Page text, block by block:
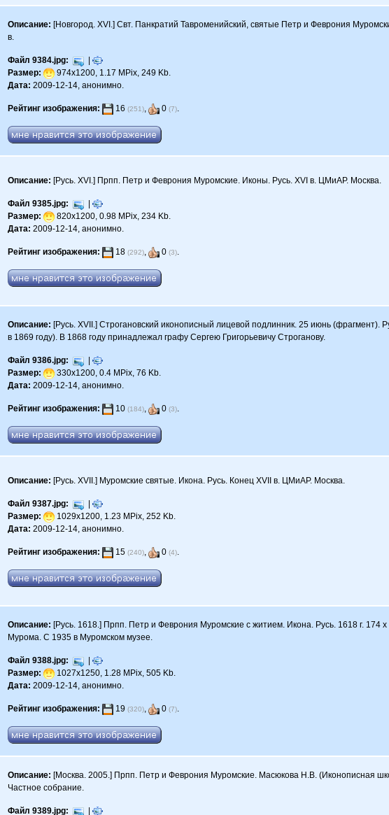
Описание: [Новгород. XVI.] Свт. Панкратий Тавроменийский, святые Петр и Феврония
в.
Файл 9384.jpg:
|
Размер:
974x1200, 1.17 MPix, 249 Kb.
Дата: 2009-12-14, анонимно.
Рейтинг изображения: 16(251), 0(7).
Описание: [Русь. XVI.] Прпп. Петр и Феврония Муромские. Иконы. Русь. XVI в. ЦМиАР. Москва.
Файл 9385.jpg:
|
Размер:
820x1200, 0.98 MPix, 234 Kb.
Дата: 2009-12-14, анонимно.
Рейтинг изображения: 18(292), 0(3).
Описание: [Русь. XVII.] Строгановский иконописный лицевой подлинник. 25 июнь (фрагмент).
в 1869 году). В 1868 году принадлежал графу Сергею Григорьевичу Строганову.
Файл 9386.jpg:
|
Размер:
330x1200, 0.4 MPix, 76 Kb.
Дата: 2009-12-14, анонимно.
Рейтинг изображения: 10(184), 0(3).
Описание: [Русь. XVII.] Муромские святые. Икона. Русь. Конец XVII в. ЦМиАР. Москва.
Файл 9387.jpg:
|
Размер:
1029x1200, 1.23 MPix, 252 Kb.
Дата: 2009-12-14, анонимно.
Рейтинг изображения: 15(240), 0(4).
Описание: [Русь. 1618.] Прпп. Петр и Феврония Муромские с житием. Икона. Русь. 1618 г. 174
Мурома. С 1935 в Муромском музее.
Файл 9388.jpg:
|
Размер:
1027x1250, 1.28 MPix, 505 Kb.
Дата: 2009-12-14, анонимно.
Рейтинг изображения: 19(320), 0(7).
Описание: [Москва. 2005.] Прпп. Петр и Феврония Муромские. Масюкова Н.В. (Иконописная
Частное собрание.
Файл 9389.jpg:
|